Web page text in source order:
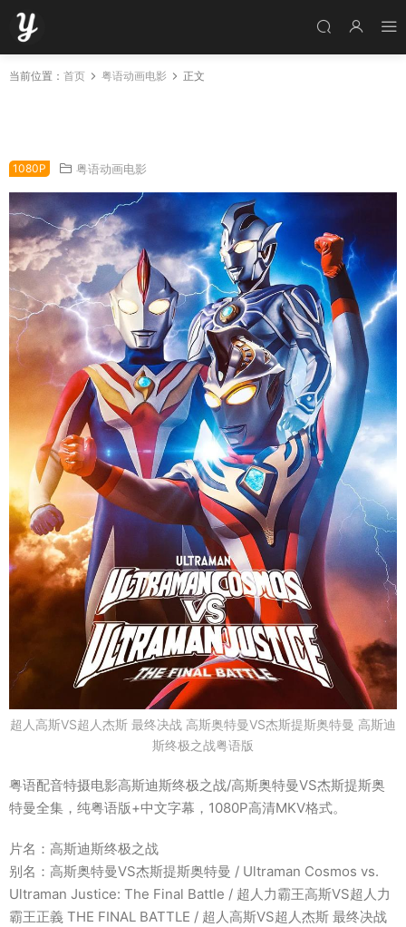
当前位置： 首页 粤语动画电影 正文
1080P 粤语动画电影
超人高斯VS超人杰斯 最终决战 高斯奥特曼VS杰斯提斯奥特曼 高斯迪
斯终极之战粤语版
粤语配音特摄电影高斯迪斯终极之战/高斯奥特曼VS杰斯提斯奥
特曼全集，纯粤语版+中文字幕，1080P高清MKV格式。
片名：高斯迪斯终极之战
别名：高斯奥特曼VS杰斯提斯奥特曼 / Ultraman Cosmos vs.
Ultraman Justice: The Final Battle / 超人力霸王高斯VS超人力
霸王正義 THE FINAL BATTLE / 超人高斯VS超人杰斯 最终决战